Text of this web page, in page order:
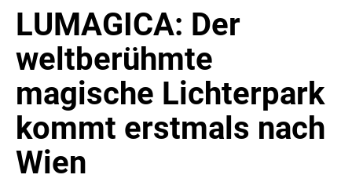
COCA-COLA
RÖMERQUELLE
ÖSTERREICHISCHE SPORTHILFE
KESCH
Vienna Gin Festival
Herr Alfons
LUMAGICA: Der
weltberühmte
magische Lichterpark
kommt erstmals nach
Wien